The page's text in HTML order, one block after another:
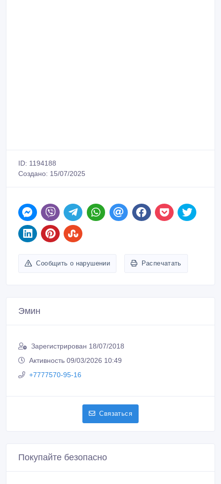
ID: 1194188
Создано: 15/07/2025
Сообщить о нарушении Распечатать
Эмин
Зарегистрирован 18/07/2018
Активность 09/03/2026 10:49
+7777570-95-16
Связаться
Покупайте безопасно